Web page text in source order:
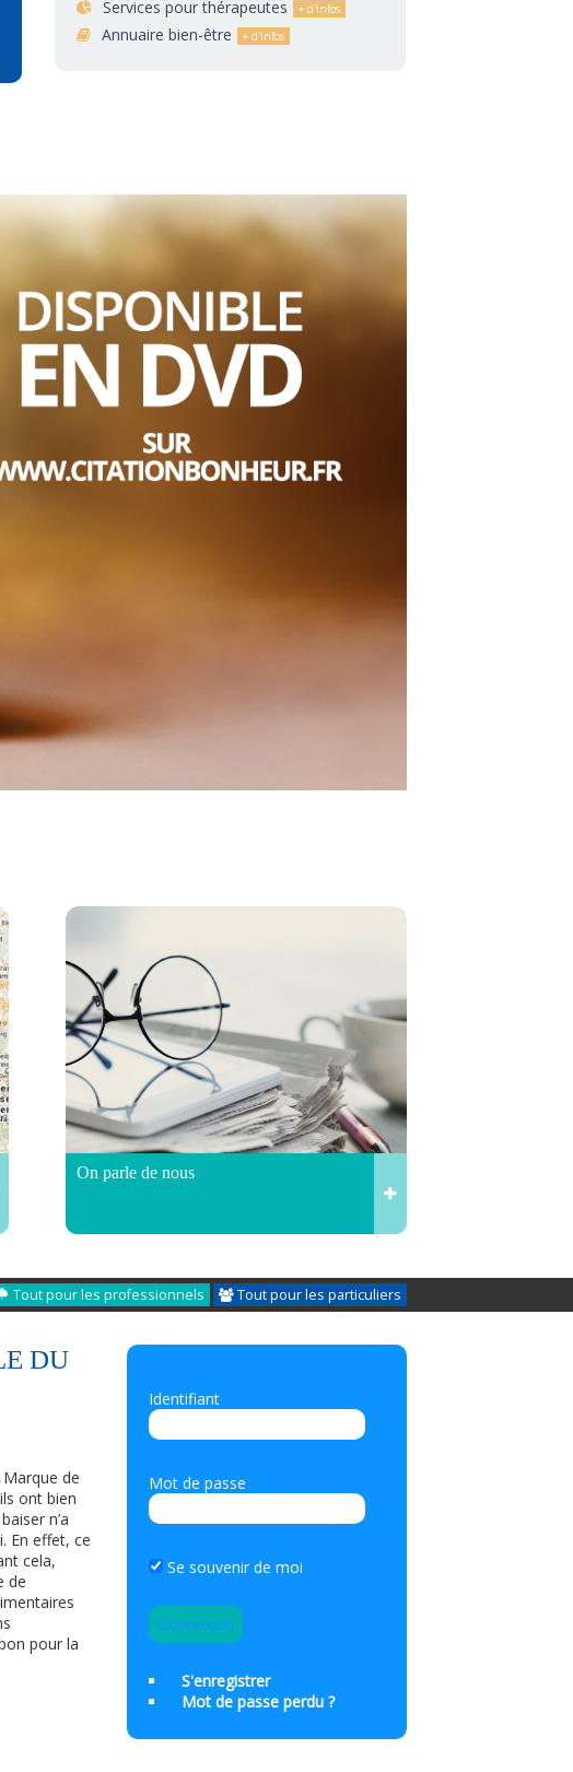
Services pour thérapeutes
Annuaire bien-être
On parle de nous
Tout pour les professionnels Tout pour les particuliers
DU
de
ont bien
n’a
En effet, ce
cela,
de
pour la
Identifiant
Mot de passe
Se souvenir de moi
S'enregistrer
Mot de passe perdu ?